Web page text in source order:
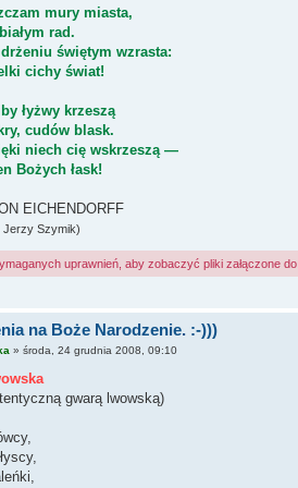
mury miasta,
rad.
świętym wzrasta:
cichy świat!
łyżwy krzeszą
cudów blask.
niech cię wskrzeszą —
Bożych łask!
EICHENDORFF
Jerzy Szymik)
uprawnień, aby zobaczyć pliki załączone do
na Boże Narodzenie. :-)))
» środa, 24 grudnia 2008, 09:10
gwarą lwowską)